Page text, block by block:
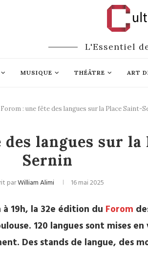
L'Essentiel
MUSIQUE THÉÂTRE ART
: une fête des langues sur la Place Saint-
des langues sur la
Sernin
parWilliam Alimi 16 mai 2025
à 19h, la 32e édition du Forom
120 langues sont mises en
Des stands de langue, des